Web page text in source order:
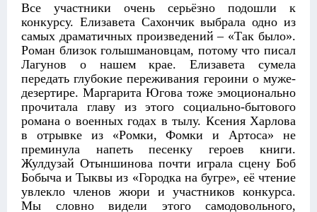
Все участники очень серьёзно подошли к
конкурсу. Елизавета Сахончик выбрала одно из
самых драматичных произведений – «Так было».
Роман близок голышмановцам, потому что писал
Лагунов о нашем крае. Елизавета сумела
передать глубокие переживания героини о муже-
дезертире. Маргарита Югова тоже эмоционально
прочитала главу из этого социально-бытового
романа о военных годах в тылу. Ксения Харлова
в отрывке из «Ромки, Фомки и Артоса» не
преминула напеть песенку героев книги.
Жулдузай Отыншинова почти играла сцену Боб
Бобыча и Тыквы из «Городка на бугре», её чтение
увлекло членов жюри и участников конкурса.
Мы словно видели этого самодовольного,